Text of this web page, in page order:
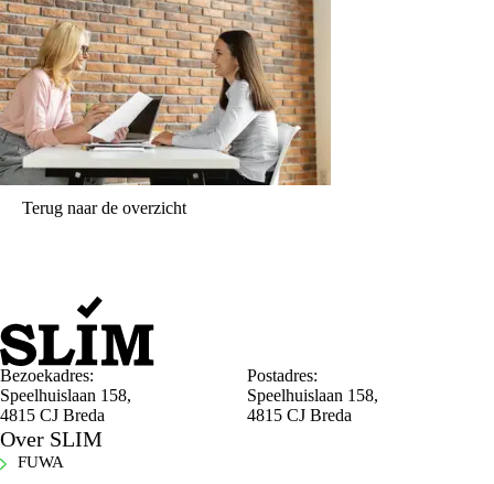
Terug naar de overzicht
Bezoekadres:
Speelhuislaan 158,
4815 CJ Breda
Postadres:
Speelhuislaan 158,
4815 CJ Breda
Over SLIM
FUWA